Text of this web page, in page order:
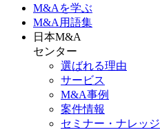
M&Aを学ぶ
M&A 用語集
日本M&A
センター
選ばれる理由
サービス
M&A事例
案件情報
セミナー・ナレッジ